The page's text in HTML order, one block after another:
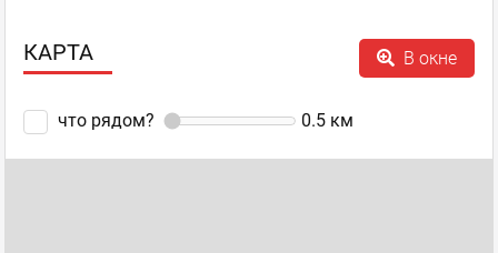
Punkraft обожнюю!
Найгучніші вечірки тут гуділи ще років 5 тому, але і зараз
люблю сюди зайти на шмат достойного стейка і келих
крафта.
КАРТА В окне
что рядом? 0.5 км